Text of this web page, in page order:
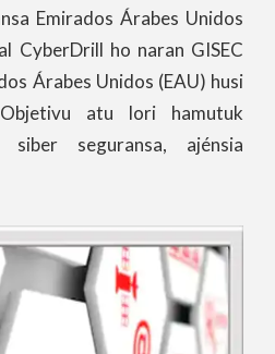
Emirados Árabes Unidos
CyberDrill ho naran GISEC
Árabes Unidos (EAU) husi
atu lori hamutuk
siber seguransa, ajénsia